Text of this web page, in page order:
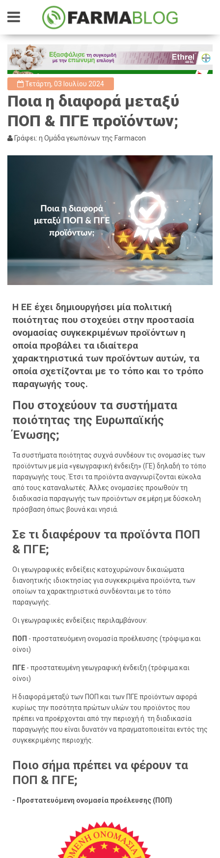
Τετάρτη, 03 Ιουλίου 2024
Ποια η διαφορά μεταξύ
ΠΟΠ & ΠΓΕ προϊόντων;
Γράφει: η Ομάδα γεωπόνων της Farmacon
Η ΕΕ έχει δημιουργήσει μία πολιτική
ποιότητας που στοχεύει στην προστασία
ονομασίας συγκεκριμένων προϊόντων η
οποία προβάλει τα ιδιαίτερα
χαρακτηριστικά των προϊόντων αυτών, τα
οποία σχετίζονται με το τόπο και το τρόπο
παραγωγής τους.
Που στοχεύουν τα συστήματα
ποιότητας της Ευρωπαϊκής
Ένωσης;
Τα συστήματα ποιότητας συχνά συνδέουν τις ονομασίες των
προϊόντων με μία «γεωγραφική ένδειξη» (ΓΕ) δηλαδή το τόπο
παραγωγής τους. Έτσι τα προϊόντα αναγνωρίζονται εύκολα
από τους καταναλωτές. Άλλες ονομασίες προωθούν τη
διαδικασία παραγωγής των προϊόντων σε μέρη με δύσκολη
πρόσβαση όπως βουνά και νησιά.
Σε τι διαφέρουν τα προϊόντα ΠΟΠ
& ΠΓΕ;
Οι γεωγραφικές ενδείξεις κατοχυρώνουν δικαιώματα
διανοητικής ιδιοκτησίας για συγκεκριμένα προϊόντα, των
οποίων τα χαρακτηριστικά συνδέονται με το τόπο
παραγωγής.
Οι γεωγραφικές ενδείξεις περιλαμβάνουν:
ΠΟΠ - προστατευόμενη ονομασία προέλευσης (τρόφιμα και
οίνοι)
ΠΓΕ - προστατευμένη γεωγραφική ένδειξη (τρόφιμα και
οίνοι)
Η διαφορά μεταξύ των ΠΟΠ και των ΠΓΕ προϊόντων αφορά
κυρίως την ποσότητα πρώτων υλών του προϊόντος που
πρέπει να προέρχονται από την περιοχή ή τη διαδικασία
παραγωγής που είναι δυνατόν να πραγματοποιείται εντός της
συγκεκριμένης περιοχής.
Ποιο σήμα πρέπει να φέρουν τα
ΠΟΠ & ΠΓΕ;
- Προστατευόμενη ονομασία προέλευσης (ΠΟΠ)